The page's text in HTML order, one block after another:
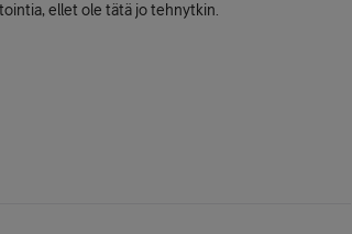
ellet ole tätä jo tehnytkin.